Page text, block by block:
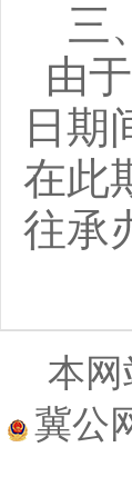
三
由
日期
在此
往承
本
冀公